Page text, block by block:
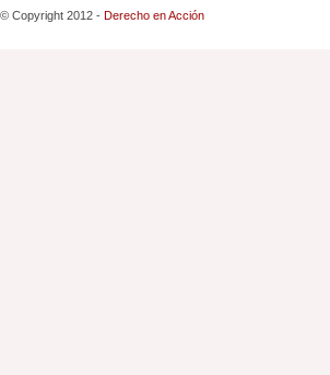
© Copyright 2012 - Derecho en Acción